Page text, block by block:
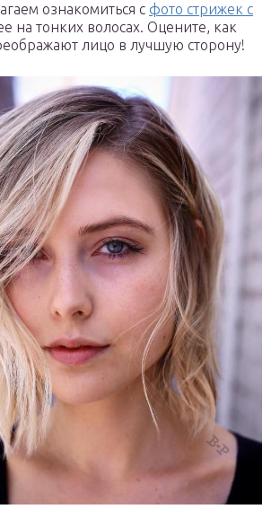
ознакомиться с фото стрижек с
на тонких волосах. Оцените, как
лицо в лучшую сторону!